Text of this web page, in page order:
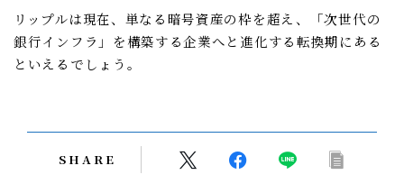
リップルは現在、単なる暗号資産の枠を超え、「次世代の
銀行インフラ」を構築する企業へと進化する転換期にある
といえるでしょう。
SHARE